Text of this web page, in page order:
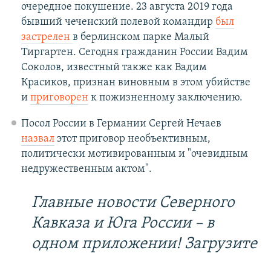
очередное покушение. 23 августа 2019 года
бывший чеченский полевой командир был
застрелен в берлинском парке Малый
Тиргартен. Сегодня гражданин России Вадим
Соколов, известный также как Вадим
Красиков, признан виновным в этом убийстве
и приговоренк пожизненному заключению.
Посол России в Германии Сергей Нечаев
назвалэтот приговор необъективным,
политически мотивированным и "очевидным
недружественным актом".
Главные новости Северного
Кавказа и Юга России – в
одном приложении! Загрузите